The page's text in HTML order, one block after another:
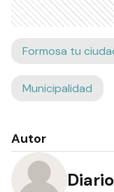
Formosa tu
Municipalidad
Autor